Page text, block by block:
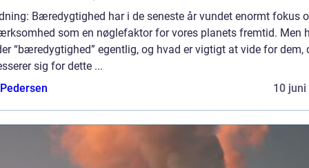
Bæredygtighed har i de seneste år vundet enormt fokus
som en nøglefaktor for vores planets fremtid. Men
“bæredygtighed” egentlig, og hvad er vigtigt at vide for dem,
sig for dette ...
10 juni